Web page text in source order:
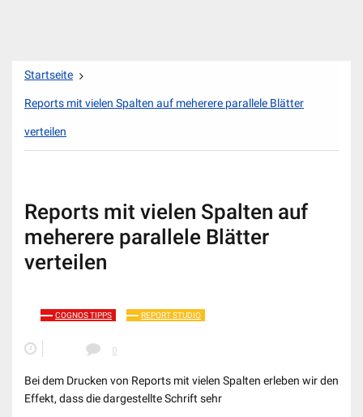
Zum
springen
Startseite
Reports mit vielen Spalten auf meherere parallele Blätter
verteilen
Reports mit vielen Spalten auf
meherere parallele Blätter
verteilen
COGNOS TIPPS REPORT STUDIO
0
Bei dem Drucken von Reports mit vielen Spalten erleben wir den
Effekt, dass die dargestellte Schrift sehr